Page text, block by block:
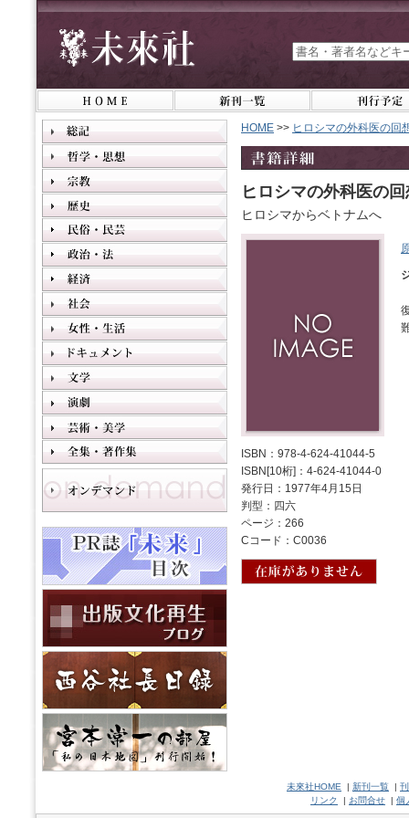
HOME >> ヒロシマの外科医の回
ヒロシマの外科医の回
ヒロシマからベトナムへ
ISBN：978-4-624-41044-5
ISBN[10桁]：4-624-41044-0
発行日：1977年4月15日
判型：四六
ページ：266
Cコード：C0036
未來社HOME | 新刊一覧 |
リンク
| お問合せ | 個